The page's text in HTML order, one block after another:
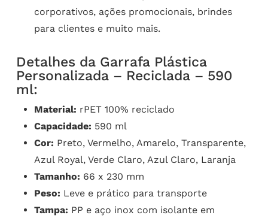
corporativos, ações promocionais, brindes
para clientes e muito mais.
Detalhes da Garrafa Plástica
Personalizada – Reciclada – 590
ml:
Material: rPET 100% reciclado
Capacidade: 590 ml
Cor: Preto, Vermelho, Amarelo, Transparente,
Azul Royal, Verde Claro, Azul Claro, Laranja
Tamanho: 66 x 230 mm
Peso: Leve e prático para transporte
Tampa: PP e aço inox com isolante em